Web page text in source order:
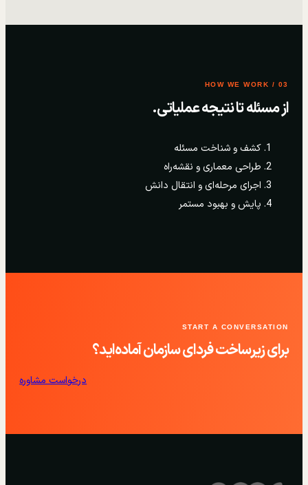
03 / HOW WE WORK
از مسئله تا نتیجه عملیاتی.
کشف و شناخت مسئله
طراحی معماری و نقشه‌راه
اجرای مرحله‌ای و انتقال دانش
پایش و بهبود مستمر
START A CONVERSATION
برای زیرساخت فردای سازمان آماده‌اید؟
درخواست مشاوره